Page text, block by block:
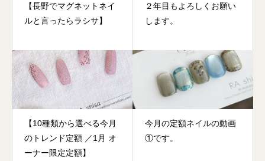
【長野でマグネットネイ
ルと言ったらラシサ】
２年目もよろしくお願い
します。
【10種類から選べる今月
のトレンド定額 ／1月 オ
ーナー限定定額】
今月の定額ネイルの動画
①です。